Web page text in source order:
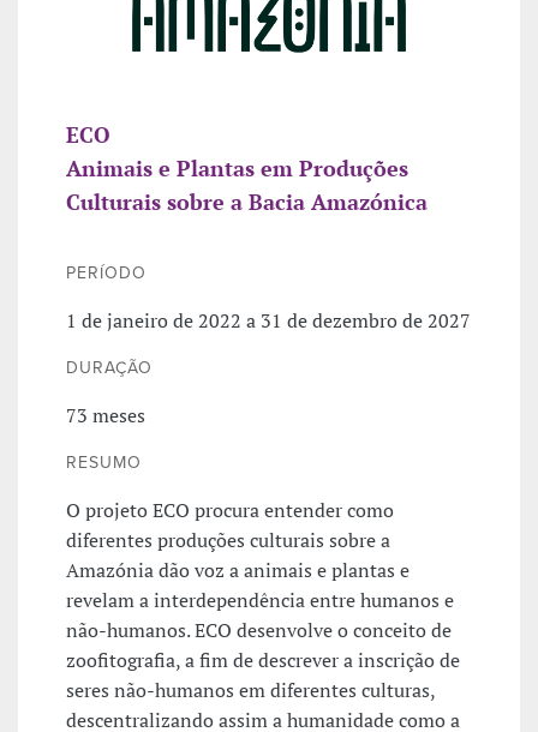
ECO
Animais e Plantas em Produções
Culturais sobre a Bacia Amazónica
PERÍODO
1 de janeiro de 2022 a 31 de dezembro de 2027
DURAÇÃO
73 meses
RESUMO
O projeto ECO procura entender como
diferentes produções culturais sobre a
Amazónia dão voz a animais e plantas e
revelam a interdependência entre humanos e
não-humanos. ECO desenvolve o conceito de
zoofitografia, a fim de descrever a inscrição de
seres não-humanos em diferentes culturas,
descentralizando assim a humanidade como a